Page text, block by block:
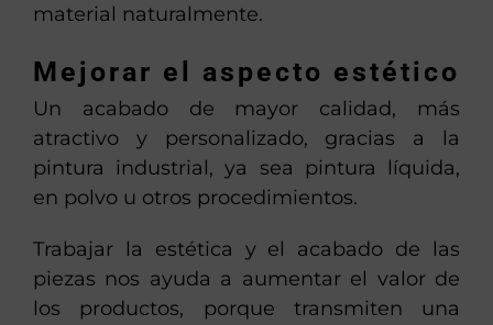
material naturalmente.
Mejorar el aspecto estético
Un acabado de mayor calidad, más
atractivo y personalizado, gracias a la
pintura industrial, ya sea pintura líquida,
en polvo u otros procedimientos.
Trabajar la estética y el acabado de las
piezas nos ayuda a aumentar el valor de
los productos, porque transmiten una